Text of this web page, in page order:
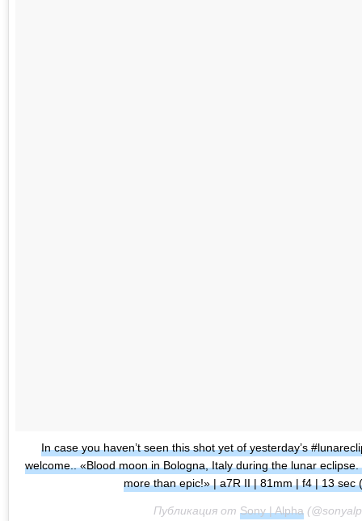
In case you haven’t seen this shot yet of yesterday’s
welcome.. «Blood moon in Bologna, Italy during the lunar
more than epic!» | a7R II | 81mm | f4 | 13 sec
Публикация от Sony | Alpha